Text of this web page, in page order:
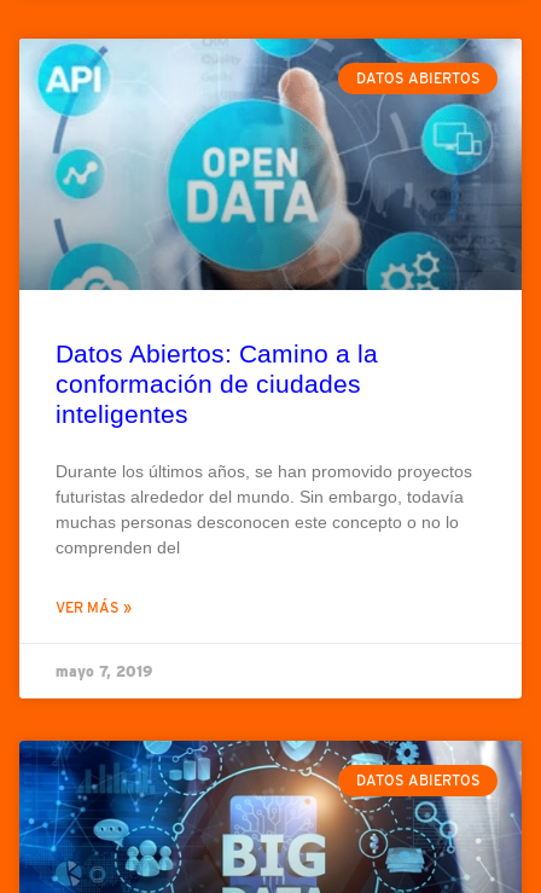
ENGLISH
DATOS ABIERTOS
Datos Abiertos: Camino a la
conformación de ciudades
inteligentes
Durante los últimos años, se han promovido proyectos
futuristas alrededor del mundo. Sin embargo, todavía
muchas personas desconocen este concepto o no lo
comprenden del
VER MÁS »
mayo 7, 2019
DATOS ABIERTOS